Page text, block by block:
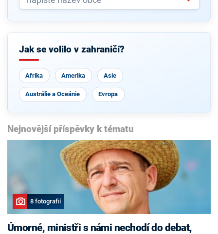
Jak se volilo v zahraničí?
Afrika Amerika Asie
Austrálie a Oceánie Evropa
Nejnovější příspěvky k tématu
8 fotografií
Úmorné, ministři s námi nechodí do debat,